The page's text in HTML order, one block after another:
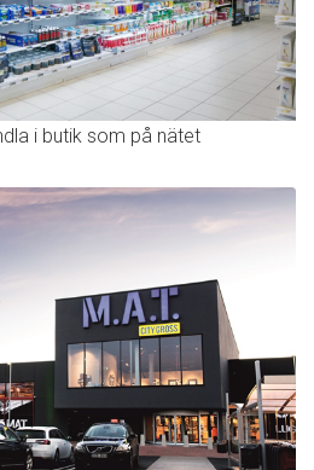
i butik som på nätet